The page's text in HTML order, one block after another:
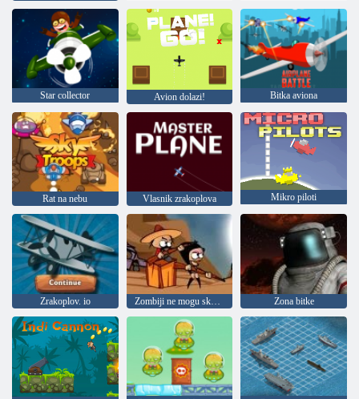
Star collector Avion dolazi! Bitka aviona
Rat na nebu Vlasnik zrakoplova Mikro piloti
Zrakoplov. io Zombiji ne mogu skočiti Zona bitke